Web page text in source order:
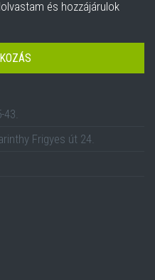
és hozzájárulok
43.
Frigyes út 24.